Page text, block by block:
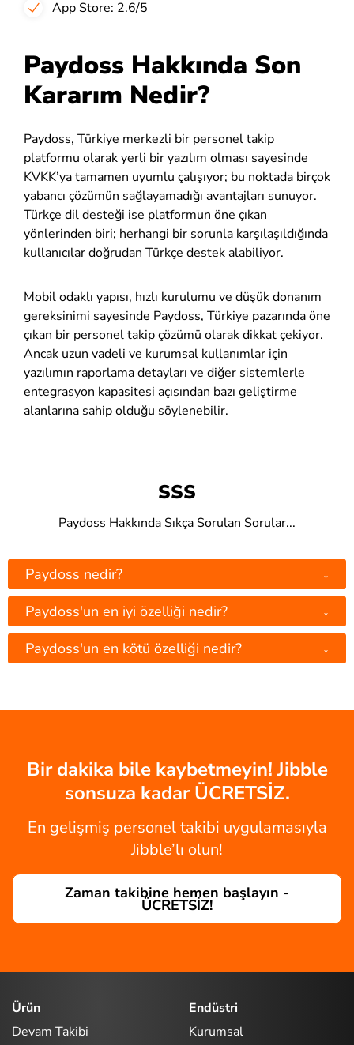
App Store: 2.6/5
Paydoss Hakkında Son
Kararım Nedir?
Paydoss, Türkiye merkezli bir personel takip
platformu olarak yerli bir yazılım olması sayesinde
KVKK’ya tamamen uyumlu çalışıyor; bu noktada birçok
yabancı çözümün sağlayamadığı avantajları sunuyor.
Türkçe dil desteği ise platformun öne çıkan
yönlerinden biri; herhangi bir sorunla karşılaşıldığında
kullanıcılar doğrudan Türkçe destek alabiliyor.
Mobil odaklı yapısı, hızlı kurulumu ve düşük donanım
gereksinimi sayesinde Paydoss, Türkiye pazarında öne
çıkan bir personel takip çözümü olarak dikkat çekiyor.
Ancak uzun vadeli ve kurumsal kullanımlar için
yazılımın raporlama detayları ve diğer sistemlerle
entegrasyon kapasitesi açısından bazı geliştirme
alanlarına sahip olduğu söylenebilir.
SSS
Paydoss Hakkında Sıkça Sorulan Sorular...
Paydoss nedir? ↓
Paydoss'un en iyi özelliği nedir? ↓
Paydoss'un en kötü özelliği nedir? ↓
Bir dakika bile kaybetmeyin! Jibble
sonsuza kadar ÜCRETSİZ.
En gelişmiş personel takibi uygulamasıyla
Jibble’lı olun!
Zaman takibine hemen başlayın -
ÜCRETSİZ!
Ürün
Devam Takibi
Endüstri
Kurumsal